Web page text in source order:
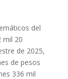
del
mil 20
de 2025,
de pesos
336 mil